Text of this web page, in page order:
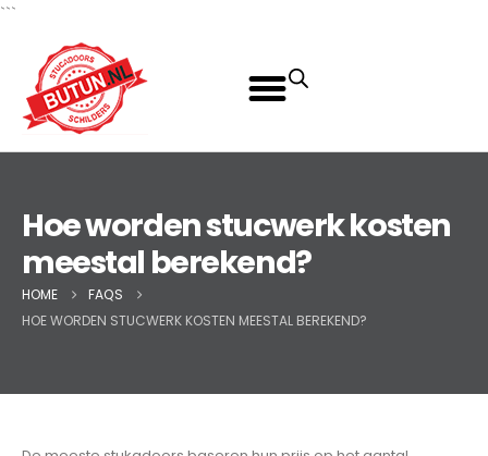
```
Hoe worden stucwerk kosten
meestal berekend?
HOME
FAQS
HOE WORDEN STUCWERK KOSTEN MEESTAL BEREKEND?